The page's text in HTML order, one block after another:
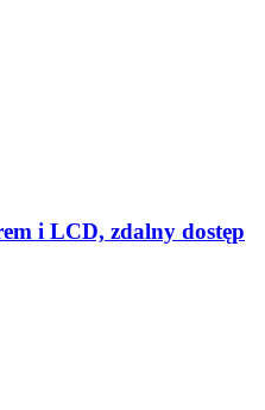
i LCD, zdalny dostęp